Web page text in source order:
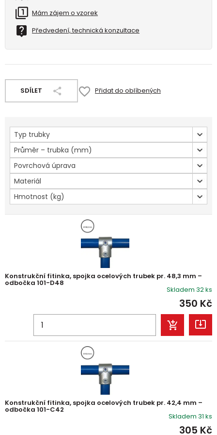
Mám zájem o vzorek
Předvedení, technická konzultace
SDÍLET Přidat do oblíbených
Typ trubky
Průměr – trubka (mm)
Povrchová úprava
Materiál
Hmotnost (kg)
Konstrukční fitinka, spojka ocelových trubek pr. 48,3 mm –
odbočka 101-D48
Skladem 32 ks
350 Kč
Konstrukční fitinka, spojka ocelových trubek pr. 42,4 mm –
odbočka 101-C42
Skladem 31 ks
305 Kč